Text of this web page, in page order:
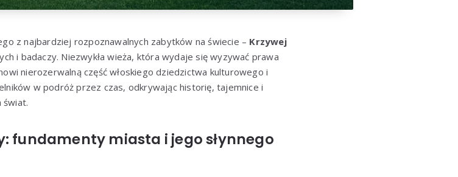
z najbardziej rozpoznawalnych zabytków na świecie – Krzywej
i badaczy. Niezwykła wieża, która wydaje się wyzywać prawa
nierozerwalną część włoskiego dziedzictwa kulturowego i
w podróż przez czas, odkrywając historię, tajemnice i
świat.
fundamenty miasta i jego słynnego